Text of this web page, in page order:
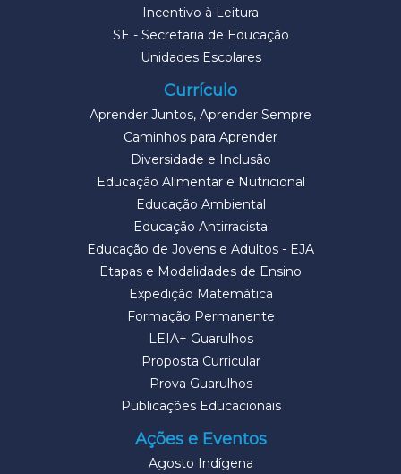
Incentivo à Leitura
SE - Secretaria de Educação
Unidades Escolares
Currículo
Aprender Juntos, Aprender Sempre
Caminhos para Aprender
Diversidade e Inclusão
Educação Alimentar e Nutricional
Educação Ambiental
Educação Antirracista
Educação de Jovens e Adultos - EJA
Etapas e Modalidades de Ensino
Expedição Matemática
Formação Permanente
LEIA+ Guarulhos
Proposta Curricular
Prova Guarulhos
Publicações Educacionais
Ações e Eventos
Agosto Indígena